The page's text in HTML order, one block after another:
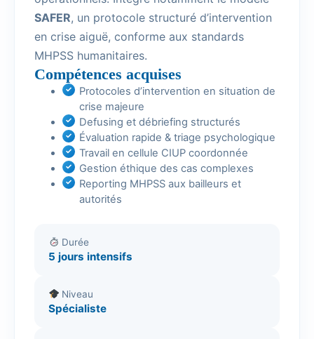
SAFER, un protocole structuré d’intervention
en crise aiguë, conforme aux standards
MHPSS humanitaires.
Compétences acquises
Protocoles d’intervention en situation de
crise majeure
Defusing et débriefing structurés
Évaluation rapide & triage psychologique
Travail en cellule CIUP coordonnée
Gestion éthique des cas complexes
Reporting MHPSS aux bailleurs et
autorités
Durée
5 jours intensifs
Niveau
Spécialiste